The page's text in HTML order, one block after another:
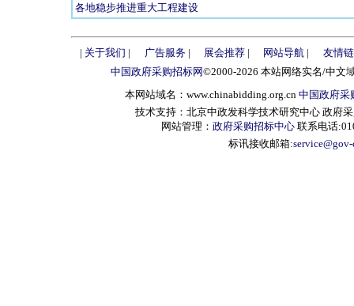
各地稳步推进重大工程建设
| 关于我们 | 广告服务| 展会推荐| 网站导航 |
友情
中国政府采购招标网©2000-2026 本站网络实名/中文
本网站域名：www.chinabidding.org.cn 中国政府采
技术支持：北京中政发科学技术研究中心 政府
网站管理： 政府采购招标中心 联系电话
标讯接收邮箱: